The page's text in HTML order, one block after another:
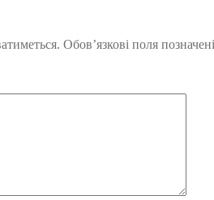
Обов’язкові поля позначені